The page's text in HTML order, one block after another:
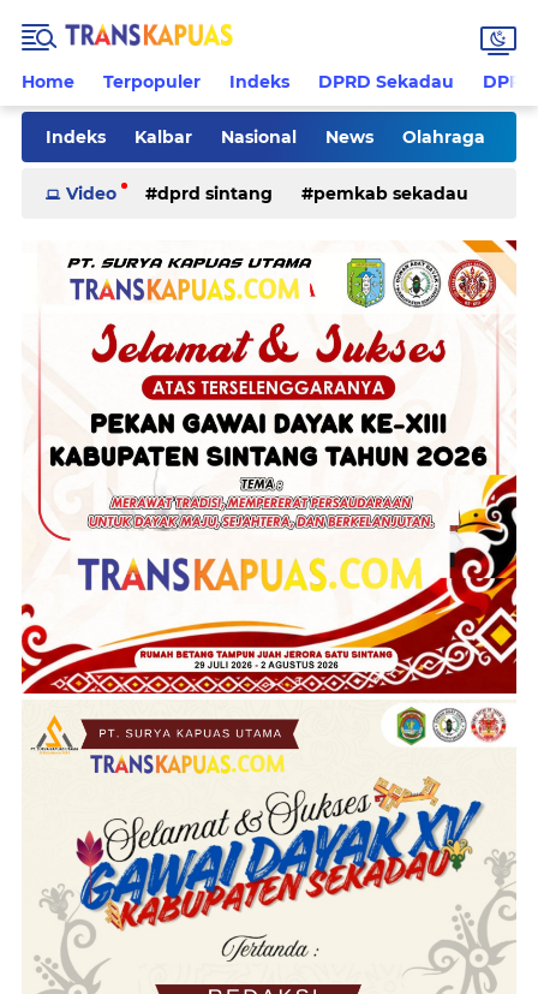
Home Terpopuler Indeks DPRD Sekadau
Indeks Kalbar Nasional News Olahraga
Pilkades Rohani Sanggau Sekadau
kriminal
Video dprd sintang pemkab sekadau